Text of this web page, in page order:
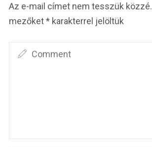
Az e-mail címet nem tesszük közzé.
mezőket* karakterrel jelöltük